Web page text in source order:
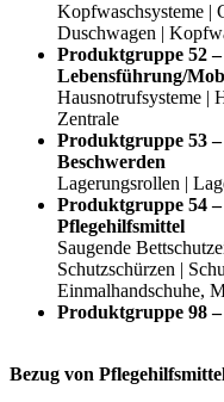
Kopfwaschsysteme |
Duschwagen |
Produktgruppe 52
Lebensführung/
Hausnotrufsysteme |
Zentrale
Produktgruppe 53
Beschwerden
Lagerungsrollen |
Produktgruppe 54
Pflegehilfsmittel
Saugende
Schutzschürzen |
Einmalhandschuhe,
Produktgruppe 98 –
Bezug von